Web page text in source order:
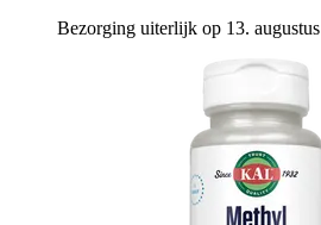
Bezorging uiterlijk op 13. augustus